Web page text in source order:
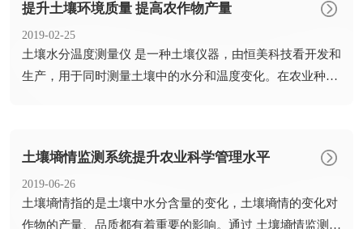
提升土壤环境质量 提高农作物产量
2019-02-25
​土壤水分温度测量仪 是一种土壤仪器，由恒美科技看开发和
生产，用于同时测量土壤中的水分和温度变化。在农业种植
土壤墒情监测系统提升农业科学管理水平
2019-06-26
​土壤墒情指的是土壤中水分含量的变化，土壤墒情的变化对
作物的产量、品质都有着重要的影响。通过 土壤墒情监测系